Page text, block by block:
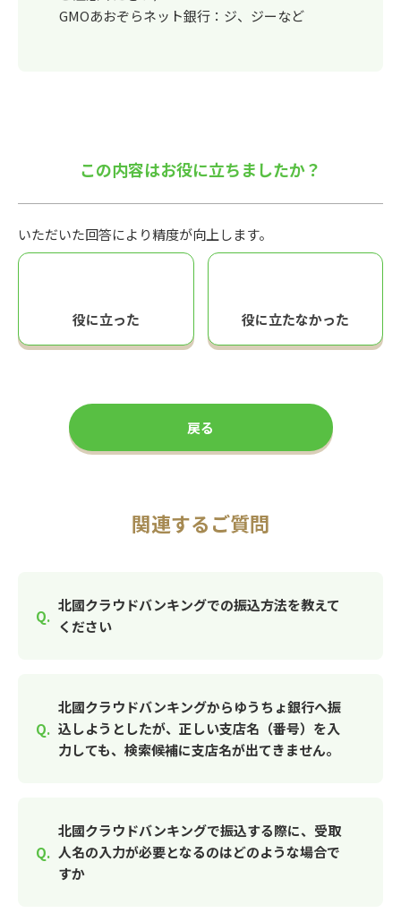
GMOあおぞらネット銀行：ジ、ジーなど
この内容はお役に立ちましたか？
いただいた回答により精度が向上します。
役に立った 役に立たなかった
戻る
関連するご質問
北國クラウドバンキングでの振込方法を教えて
ください
北國クラウドバンキングからゆうちょ銀行へ振
込しようとしたが、正しい支店名（番号）を入
力しても、検索候補に支店名が出てきません。
北國クラウドバンキングで振込する際に、受取
人名の入力が必要となるのはどのような場合で
すか